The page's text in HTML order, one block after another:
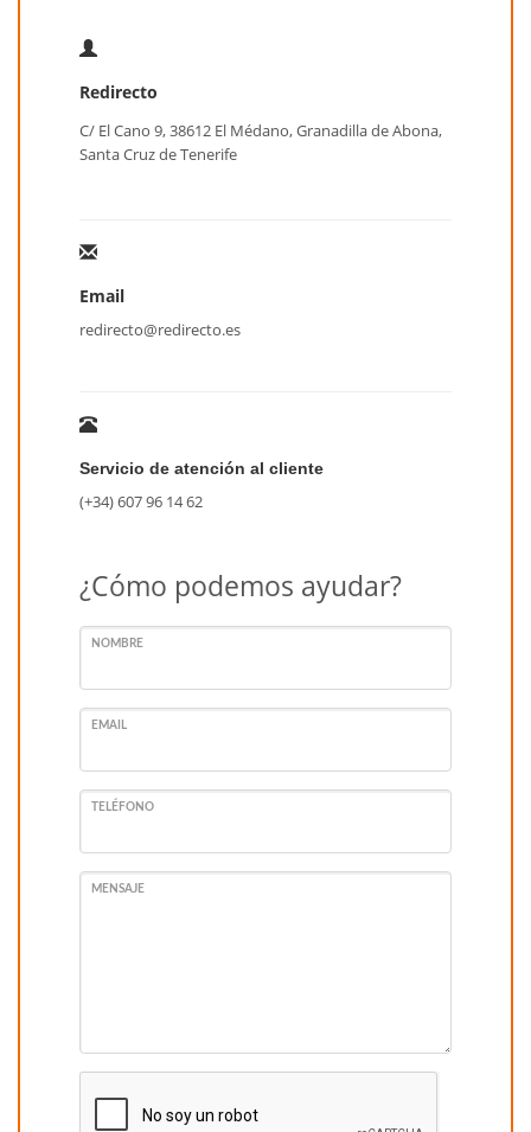
Redirecto
C/ El Cano 9, 38612 El Médano, Granadilla de Abona,
Santa Cruz de Tenerife
Email
redirecto@redirecto.es
Servicio de atención al cliente
(+34) 607 96 14 62
¿Cómo podemos ayudar?
NOMBRE
EMAIL
TELÉFONO
MENSAJE